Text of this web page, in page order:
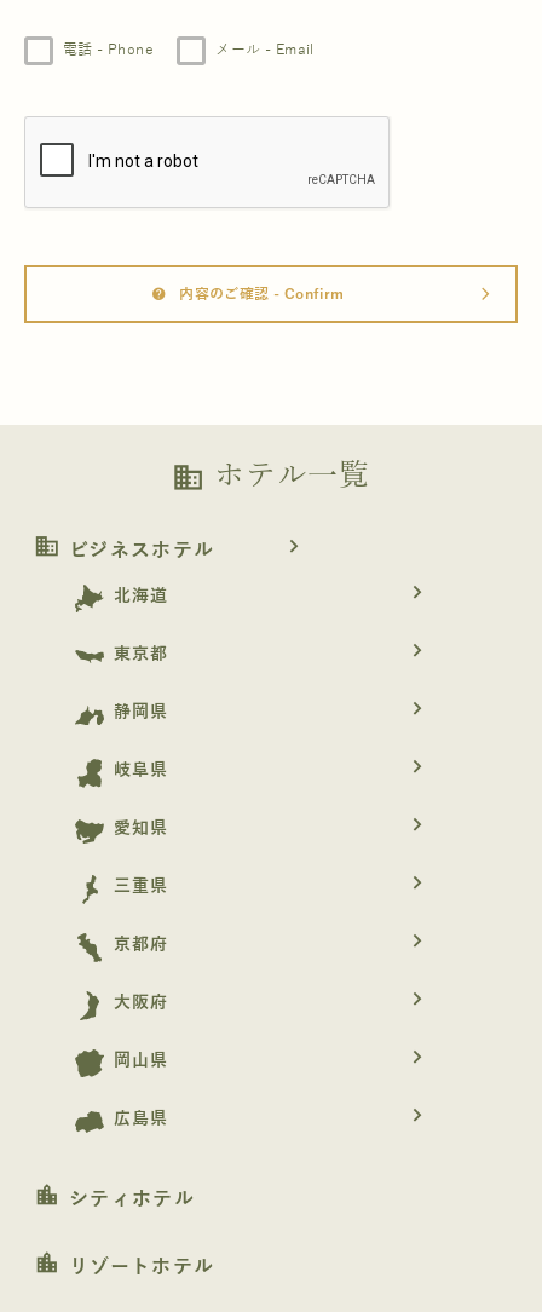
電話 - Phone メール - Email
help 内容のご確認 - Confirm arrow_forward_ios
business ホテル一覧
business ビジネスホテル navigate_next
北海道 navigate_next
東京都 navigate_next
静岡県 navigate_next
岐阜県 navigate_next
愛知県 navigate_next
三重県 navigate_next
京都府 navigate_next
大阪府 navigate_next
岡山県 navigate_next
広島県 navigate_next
location_city シティホテル
location_city リゾートホテル